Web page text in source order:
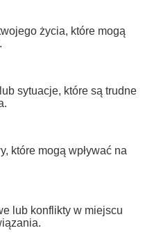
życia, które mogą
sytuacje, które są trudne
które mogą wpływać na
lub konflikty w miejscu